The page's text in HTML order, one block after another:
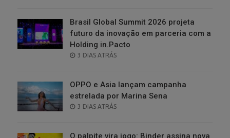
Brasil Global Summit 2026 projeta
futuro da inovação em parceria com a
Holding in.Pacto
POSTED
3 DIAS ATRÁS
OPPO e Asia lançam campanha
estrelada por Marina Sena
POSTED
3 DIAS ATRÁS
O palpite vira jogo: Binder assina nova